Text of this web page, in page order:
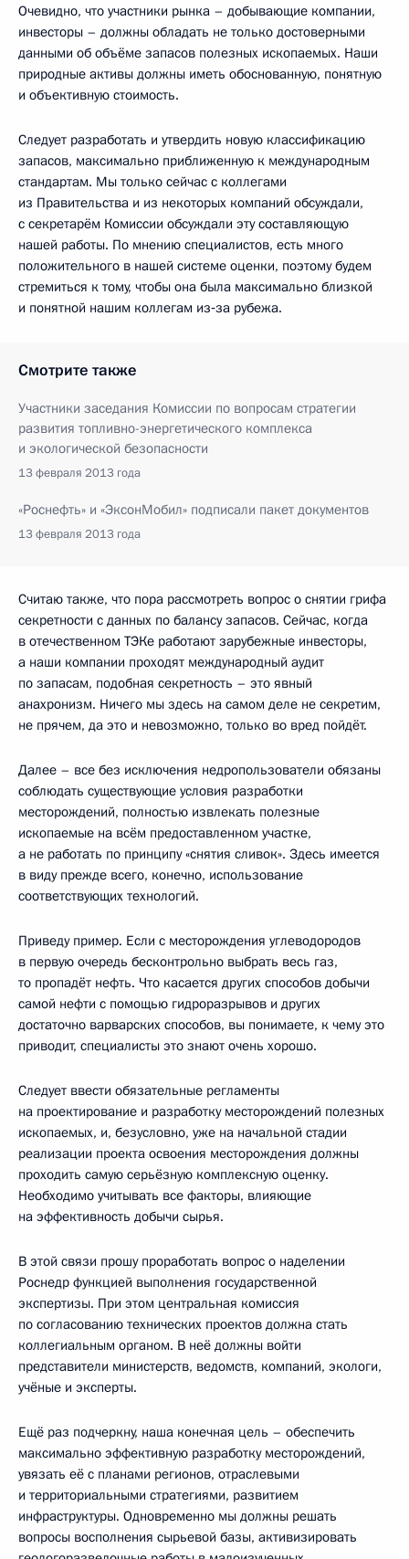
Очевидно, что участники рынка – добывающие компании,
инвесторы – должны обладать не только достоверными
данными об объёме запасов полезных ископаемых. Наши
природные активы должны иметь обоснованную, понятную
и объективную стоимость.
Следует разработать и утвердить новую классификацию
запасов, максимально приближенную к международным
стандартам. Мы только сейчас с коллегами
из Правительства и из некоторых компаний обсуждали,
с секретарём Комиссии обсуждали эту составляющую
нашей работы. По мнению специалистов, есть много
положительного в нашей системе оценки, поэтому будем
стремиться к тому, чтобы она была максимально близкой
и понятной нашим коллегам из‑за рубежа.
Смотрите также
Участники заседания Комиссии по вопросам стратегии
развития топливно-энергетического комплекса
и экологической безопасности
13 февраля 2013 года
«Роснефть» и «ЭксонМобил» подписали пакет документов
13 февраля 2013 года
Считаю также, что пора рассмотреть вопрос о снятии грифа
секретности с данных по балансу запасов. Сейчас, когда
в отечественном ТЭКе работают зарубежные инвесторы,
а наши компании проходят международный аудит
по запасам, подобная секретность – это явный
анахронизм. Ничего мы здесь на самом деле не секретим,
не прячем, да это и невозможно, только во вред пойдёт.
Далее – все без исключения недропользователи обязаны
соблюдать существующие условия разработки
месторождений, полностью извлекать полезные
ископаемые на всём предоставленном участке,
а не работать по принципу «снятия сливок». Здесь имеется
в виду прежде всего, конечно, использование
соответствующих технологий.
Приведу пример. Если с месторождения углеводородов
в первую очередь бесконтрольно выбрать весь газ,
то пропадёт нефть. Что касается других способов добычи
самой нефти с помощью гидроразрывов и других
достаточно варварских способов, вы понимаете, к чему это
приводит, специалисты это знают очень хорошо.
Следует ввести обязательные регламенты
на проектирование и разработку месторождений полезных
ископаемых, и, безусловно, уже на начальной стадии
реализации проекта освоения месторождения должны
проходить самую серьёзную комплексную оценку.
Необходимо учитывать все факторы, влияющие
на эффективность добычи сырья.
В этой связи прошу проработать вопрос о наделении
Роснедр функцией выполнения государственной
экспертизы. При этом центральная комиссия
по согласованию технических проектов должна стать
коллегиальным органом. В неё должны войти
представители министерств, ведомств, компаний, экологи,
учёные и эксперты.
Ещё раз подчеркну, наша конечная цель – обеспечить
максимально эффективную разработку месторождений,
увязать её с планами регионов, отраслевыми
и территориальными стратегиями, развитием
инфраструктуры. Одновременно мы должны решать
вопросы восполнения сырьевой базы, активизировать